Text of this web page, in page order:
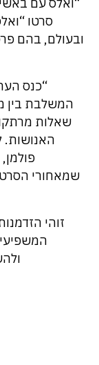
סרטו
ובעולם, בהם
“כנס
המשלבת בין
שאלות
שמאחורי
זוהי